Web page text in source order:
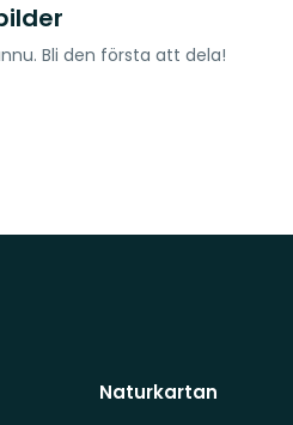
Bli den första att dela!
Naturkartan